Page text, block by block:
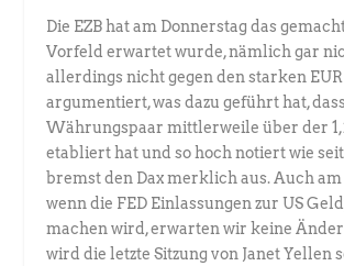
Die EZB hat am Donnerstag das
Vorfeld erwartet wurde, nämlich gar
allerdings nicht gegen den starken EUR
argumentiert, was dazu geführt hat,
Währungspaar mittlerweile über der
etabliert hat und so hoch notiert wie seit
bremst den Dax merklich aus. Auch
wenn die FED Einlassungen zur US
machen wird, erwarten wir keine
wird die letzte Sitzung von Janet Yellen